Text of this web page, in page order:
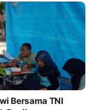
Bersama TNI